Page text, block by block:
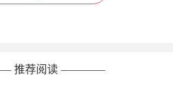
推荐阅读 ————